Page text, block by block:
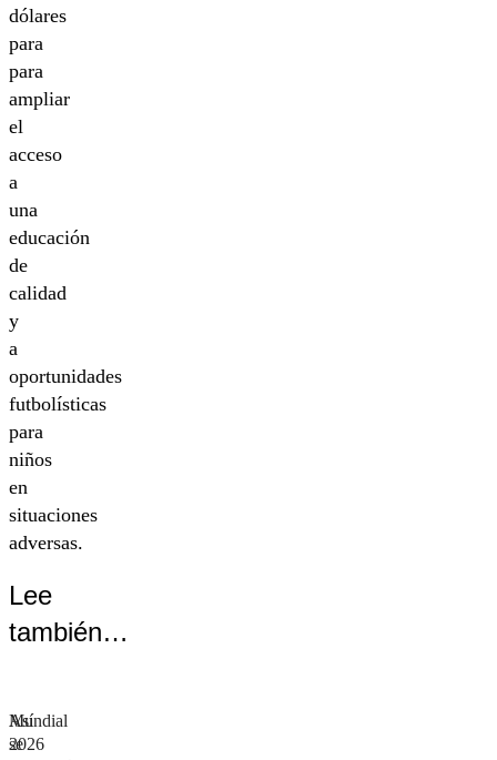
dólares
para
para
ampliar
el
acceso
a
una
educación
de
calidad
y
a
oportunidades
futbolísticas
para
niños
en
situaciones
adversas.
Lee
también…
Mundial
2026
Así
se